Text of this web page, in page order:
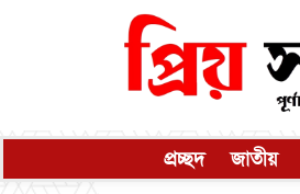
প্রচ্ছদ জাতীয়